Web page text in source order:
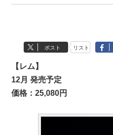
ポスト リスト
【レム】
12月 発売予定
価格：25,080円